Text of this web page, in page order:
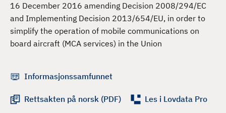
16 December 2016 amending Decision 2008/294/EC
and Implementing Decision 2013/654/EU, in order to
simplify the operation of mobile communications on
board aircraft (MCA services) in the Union
Informasjonssamfunnet
Rettsakten på norsk (PDF) Les i Lovdata Pro